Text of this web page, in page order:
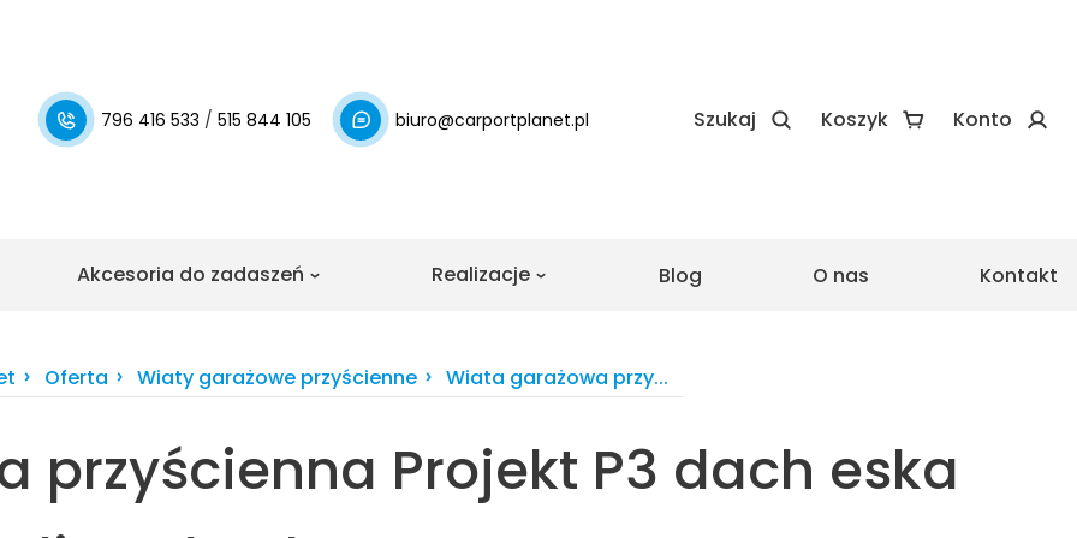
796 416 533 / 515 844 105 biuro@carportplanet.pl Szukaj Koszyk Konto
tarasu z
Zobacz nasze realizacje Zadaszeń
Zobacz nasze realizacje Wiat
Zobacz realizacje
Akcesoria do zadaszeń
Uni
Realizacje
Realizacje
Zabudowa tarasu ze szkła
i aluminium
Pergola ze składanym
dachem
Blog O nas Kontakt
Oferta Wiaty garażowe przyścienne Wiata garażowa przy...
przyścienna Projekt P3 dach eska